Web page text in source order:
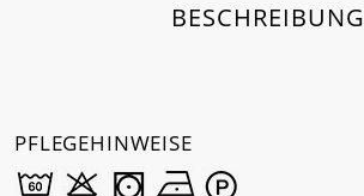
BESCHREIBUNG
PFLEGEHINWEISE